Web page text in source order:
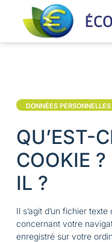
DONNÉES PERSONNELLES
QU’EST-
COOKIE
IL ?
Il s’agit d’un fichier
concernant votre
enregistré sur votre